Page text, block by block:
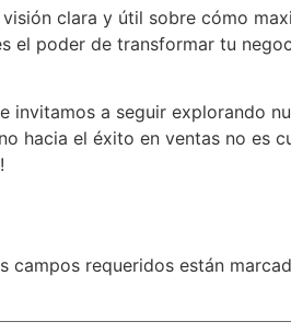
clara y útil sobre cómo
el poder de transformar tu
a seguir explorando
hacia el éxito en ventas no es
campos requeridos están